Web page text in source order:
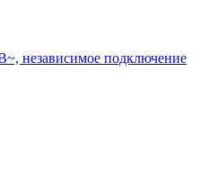
независимое подключение